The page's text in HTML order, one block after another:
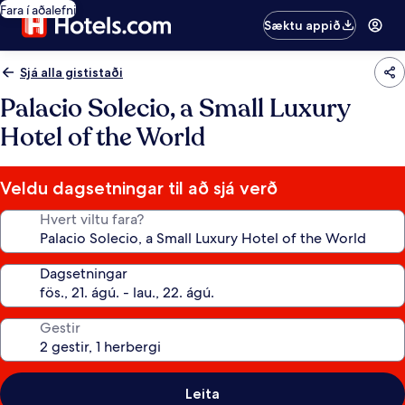
Fara í aðalefni
Sæktu appið
Sjá alla gististaði
Palacio Solecio, a Small Luxury
Hotel of the World
Veldu dagsetningar til að sjá verð
Hvert viltu fara?
Dagsetningar
Gestir
Leita